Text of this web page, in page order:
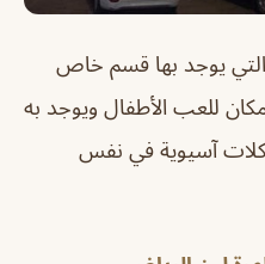
يوجد بها قسم خاص
مكان للعب الأطفال ويوجد به
آسيوية في نفس